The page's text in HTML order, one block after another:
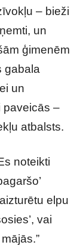
– bieži
un
ģimenēm
gabala
un
paveicās –
atbalsts.
noteikti
elpu
vai